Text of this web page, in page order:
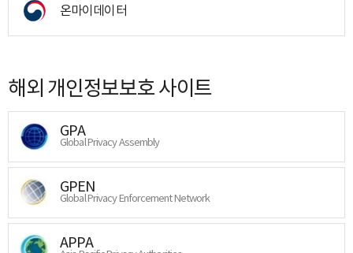
온마이데이터
해외 개인정보보호 사이트
GPA
Global Privacy Assembly
GPEN
Global Privacy Enforcement Network
APPA